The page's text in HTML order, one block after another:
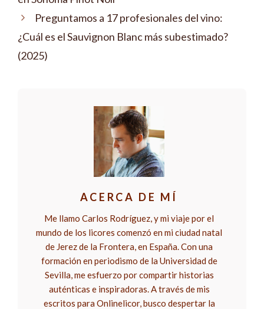
Preguntamos a 17 profesionales del vino:
¿Cuál es el Sauvignon Blanc más subestimado?
(2025)
ACERCA DE MÍ
Me llamo Carlos Rodríguez, y mi viaje por el
mundo de los licores comenzó en mi ciudad natal
de Jerez de la Frontera, en España. Con una
formación en periodismo de la Universidad de
Sevilla, me esfuerzo por compartir historias
auténticas e inspiradoras. A través de mis
escritos para Onlinelicor, busco despertar la